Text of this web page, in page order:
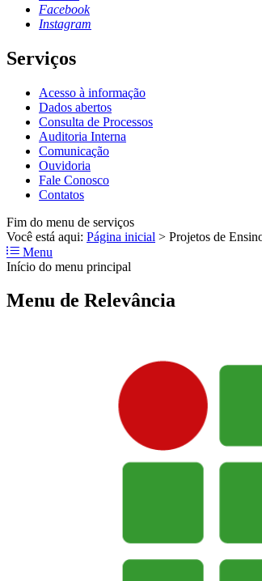
Facebook
Instagram
Serviços
Acesso à informação
Dados abertos
Consulta de Processos
Auditoria Interna
Comunicação
Ouvidoria
Fale Conosco
Contatos
Fim do menu de serviços
Você está aqui: Página inicial > Projetos de
Menu
Início do menu principal
Menu de Relevância